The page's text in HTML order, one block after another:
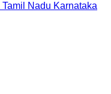
Tamil Nadu Karnataka